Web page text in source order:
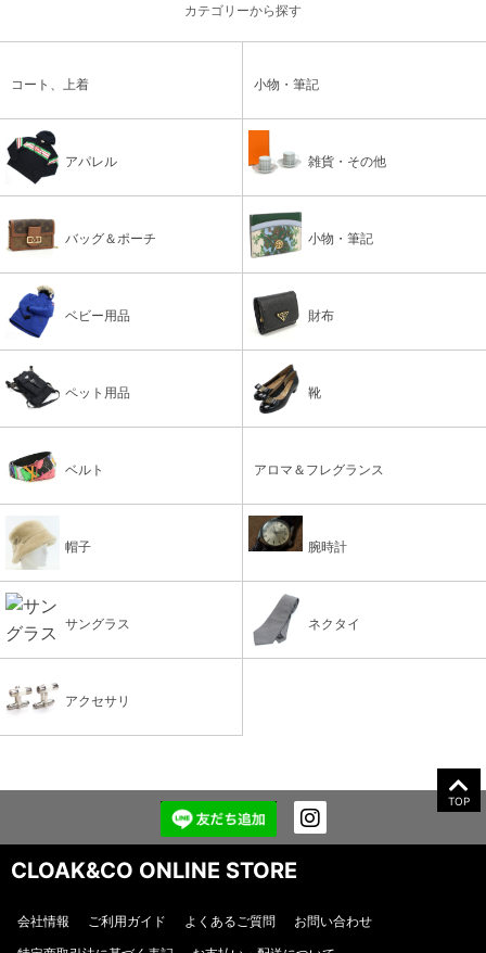
カテゴリーから探す
コート、上着 小物・筆記
アパレル 雑貨・その他
バッグ＆ポーチ 小物・筆記
ベビー用品 財布
ペット用品 靴
ベルト アロマ＆フレグランス
帽子 腕時計
サングラス ネクタイ
アクセサリ
TOP
CLOAK&CO ONLINE STORE
会社情報 ご利用ガイド よくあるご質問
お問い合わせ